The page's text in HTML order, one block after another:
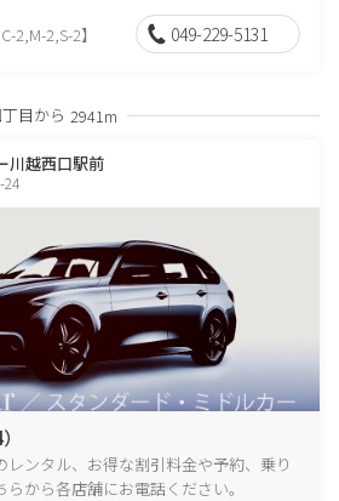
2,M-2,S-2】 049-229-5131
目から 2941m
川越西口駅前
24
レンタル、お得な割引料金や予約、乗り
から各店舗にお電話ください。